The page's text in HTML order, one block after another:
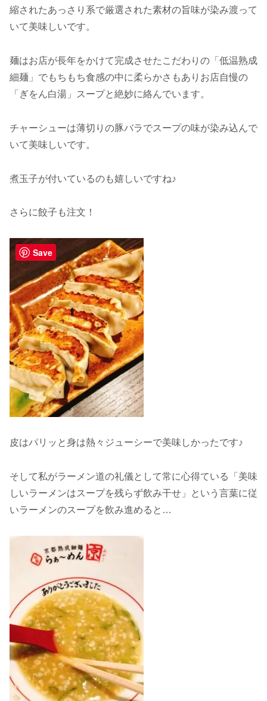
縮されたあっさり系で厳選された素材の旨味が染み渡って
いて美味しいです。
麺はお店が長年をかけて完成させたこだわりの「低温熟成
細麺」でもちもち食感の中に柔らかさもありお店自慢の
「ぎをん白湯」スープと絶妙に絡んでいます。
チャーシューは薄切りの豚バラでスープの味が染み込んで
いて美味しいです。
煮玉子が付いているのも嬉しいですね♪
さらに餃子も注文！
皮はパリッと身は熱々ジューシーで美味しかったです♪
そして私がラーメン道の礼儀として常に心得ている「美味
しいラーメンはスープを残らず飲み干せ」という言葉に従
いラーメンのスープを飲み進めると…
Save